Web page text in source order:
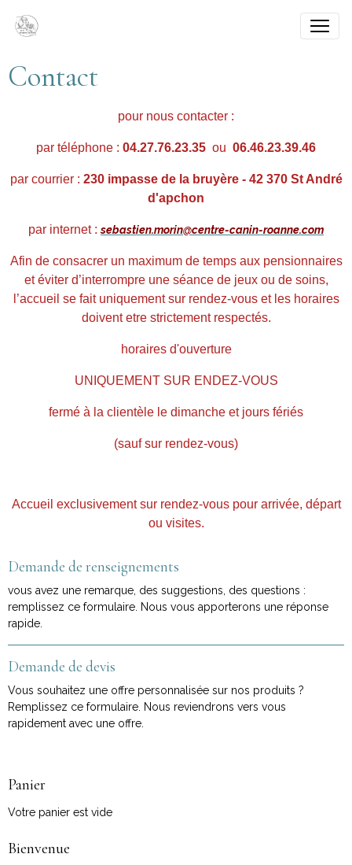
Contact
pour nous contacter :
par téléphone : 04.27.76.23.35 ou 06.46.23.39.46
par courrier : 230 impasse de la bruyère - 42 370 St André
d'apchon
par internet : sebastien.morin@centre-canin-roanne.com
Afin de consacrer un maximum de temps aux pensionnaires
et éviter d’interrompre une séance de jeux ou de soins,
l’accueil se fait uniquement sur rendez-vous et les horaires
doivent etre strictement respectés.
horaires d'ouverture
UNIQUEMENT SUR ENDEZ-VOUS
fermé à la clientèle le dimanche et jours fériés
(sauf sur rendez-vous)
Accueil exclusivement sur rendez-vous pour arrivée, départ
ou visites.
Demande de renseignements
vous avez une remarque, des suggestions, des questions :
remplissez ce formulaire. Nous vous apporterons une réponse
rapide.
Demande de devis
Vous souhaitez une offre personnalisée sur nos produits ?
Remplissez ce formulaire. Nous reviendrons vers vous
rapidement avec une offre.
Panier
Votre panier est vide
Bienvenue